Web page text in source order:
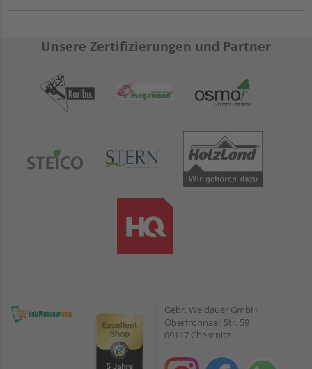
Unsere Zertifizierungen und Partner
Gebr. Weidauer GmbH
Oberfrohnaer Str. 59
09117 Chemnitz